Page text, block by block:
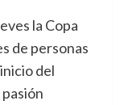
la Copa
de personas
del